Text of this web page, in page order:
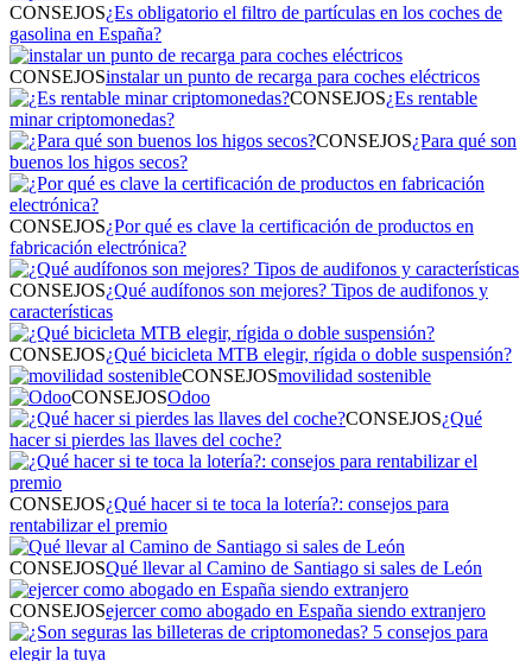
CONSEJOS¿Es obligatorio el filtro de partículas en los coches de
gasolina en España?
CONSEJOSinstalar un punto de recarga para coches eléctricos
CONSEJOS¿Es rentable
minar criptomonedas?
CONSEJOS¿Para qué son
buenos los higos secos?
CONSEJOS¿Por qué es clave la certificación de productos en
fabricación electrónica?
CONSEJOS¿Qué audífonos son mejores? Tipos de audifonos y
características
CONSEJOS¿Qué bicicleta MTB elegir, rígida o doble suspensión?
CONSEJOSmovilidad sostenible
CONSEJOSOdoo
CONSEJOS¿Qué
hacer si pierdes las llaves del coche?
CONSEJOS¿Qué hacer si te toca la lotería?: consejos para
rentabilizar el premio
CONSEJOSQué llevar al Camino de Santiago si sales de León
CONSEJOSejercer como abogado en España siendo extranjero